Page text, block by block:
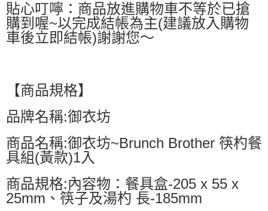
國家/地區配送0330 查看運費
貼心叮嚀：商品放進購物車不等於已搶
購到喔~以完成結帳為主(建議放入購物
車後立即結帳)謝謝您～
【商品規格】
品牌名稱:御衣坊
商品名稱:御衣坊~Brunch Brother 筷杓餐
具組(黃款)1入
商品規格:內容物：餐具盒-205 x 55 x
25mm、筷子及湯杓 長-185mm